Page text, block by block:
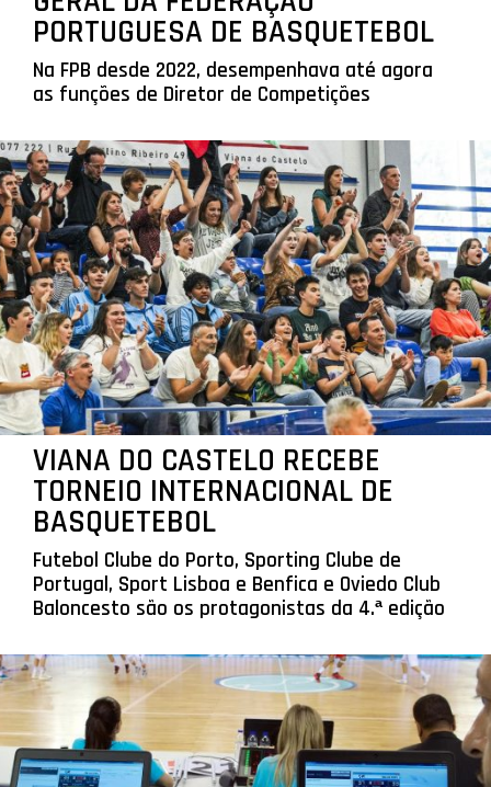
PORTUGUESA DE BASQUETEBOL
Na FPB desde 2022, desempenhava até agora
as funções de Diretor de Competições
VIANA DO CASTELO RECEBE
TORNEIO INTERNACIONAL DE
BASQUETEBOL
Futebol Clube do Porto, Sporting Clube de
Portugal, Sport Lisboa e Benfica e Oviedo Club
Baloncesto são os protagonistas da 4.ª edição